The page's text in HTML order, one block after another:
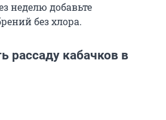
неделю добавьте
без хлора.
рассаду кабачков в